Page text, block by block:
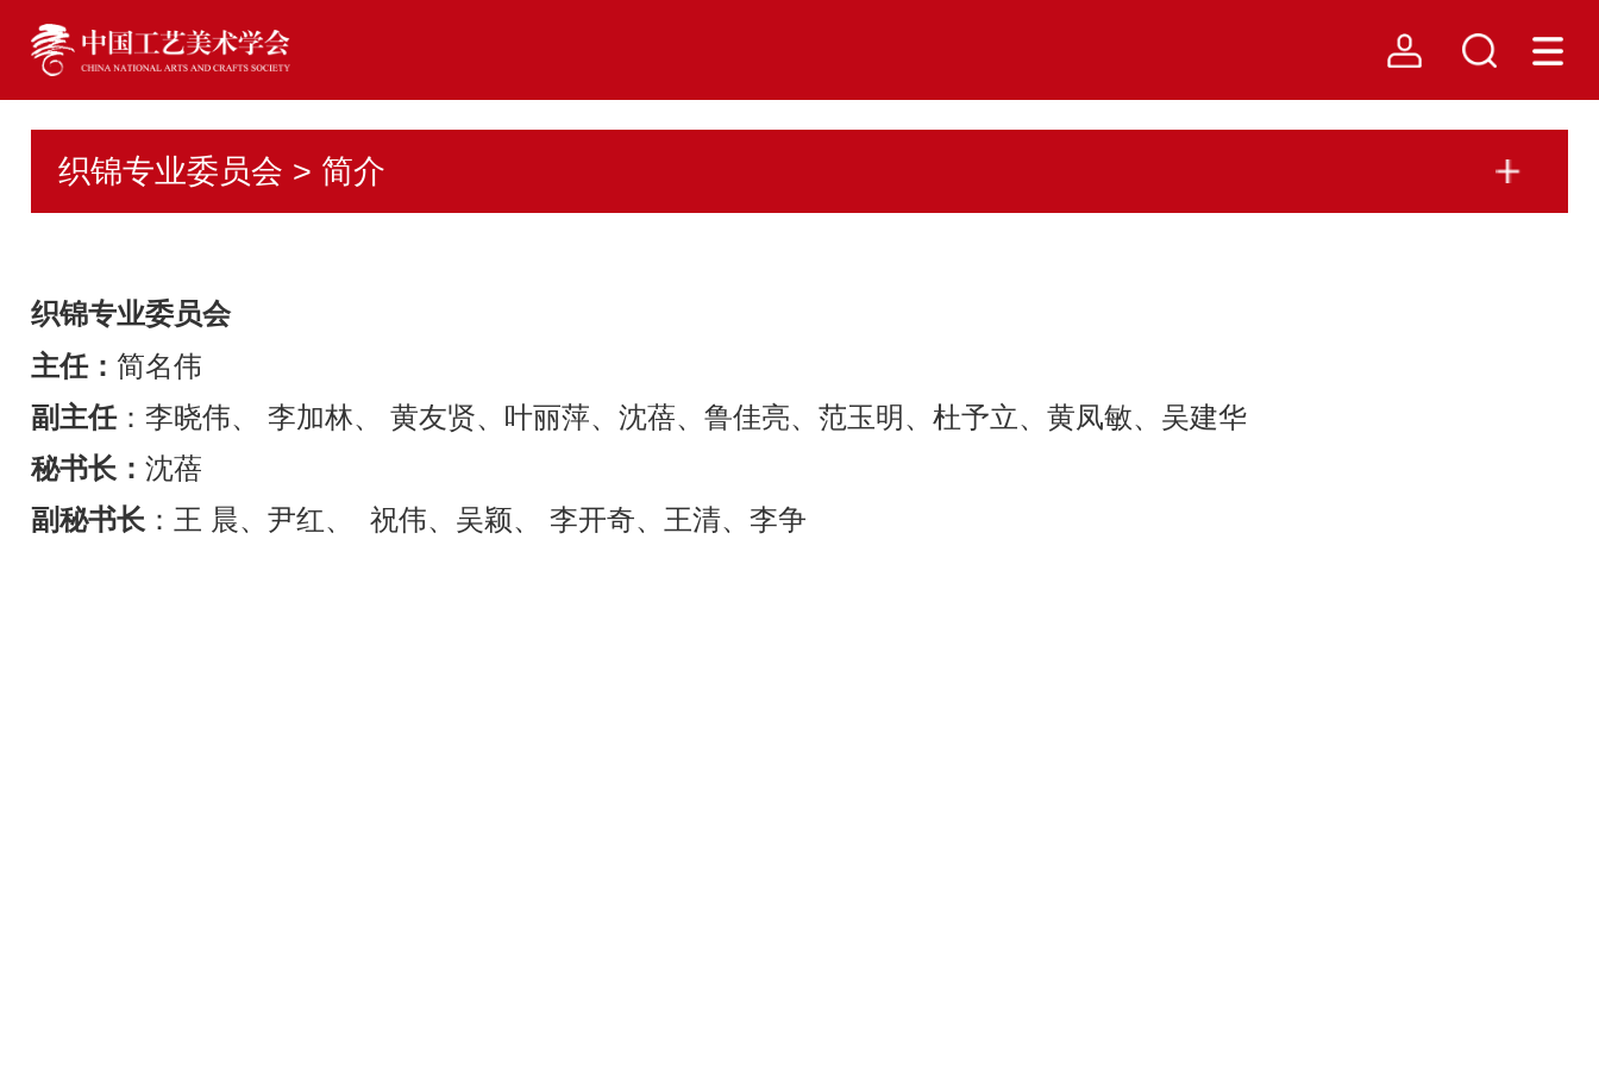
织锦专业委员会 > 简介
织锦专业委员会
主任： 简名伟
副主任：李晓伟、 李加林、 黄友贤、叶丽萍、沈蓓、 鲁佳亮、 范玉明 、杜予立、黄凤敏、吴建华
秘书长： 沈蓓
副秘书长 ：王 晨、尹红、 祝伟、吴颖、 李开奇、王清、 李争